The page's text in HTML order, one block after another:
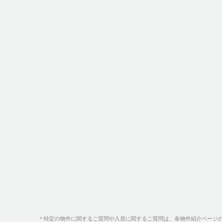
＊特定の物件に関するご質問や入居に関するご質問は、各物件紹介ページ